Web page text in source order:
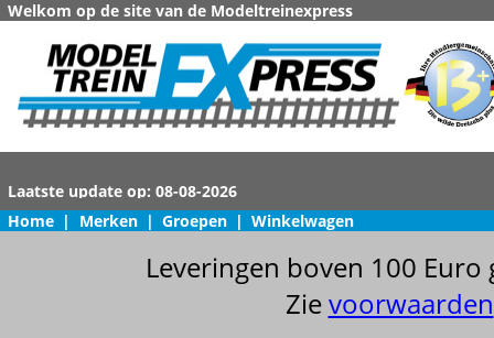
Welkom op de site van de Modeltreinexpress
Home | Merken | Groepen | Winkelwagen
Leveringen boven 100
Zievoorwaarden